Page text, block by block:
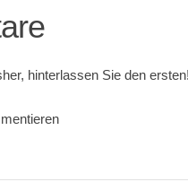
hinterlassen Sie den ersten!